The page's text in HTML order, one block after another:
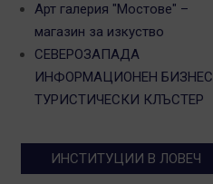
Арт галерия "Мостове" –
магазин за изкуство
СЕВЕРОЗАПАДА
ИНФОРМАЦИОНЕН БИЗНЕС
ТУРИСТИЧЕСКИ КЛЪСТЕР
ИНСТИТУЦИИ В ЛОВЕЧ